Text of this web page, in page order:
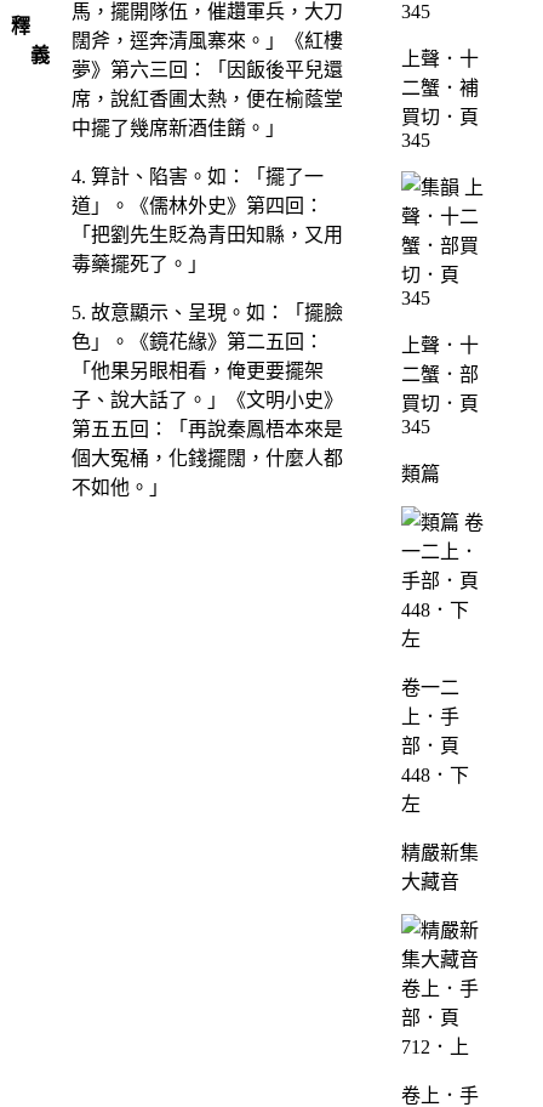
釋
義
馬，擺開隊伍，催趲軍兵，大刀
闊斧，逕奔清風寨來。」《紅樓
夢》第六三回：「因飯後平兒還
席，說紅香圃太熱，便在榆蔭堂
中擺了幾席新酒佳餚。」
4. 算計、陷害。如：「擺了一
道」。《儒林外史》第四回：
「把劉先生貶為青田知縣，又用
毒藥擺死了。」
5. 故意顯示、呈現。如：「擺臉
色」。《鏡花緣》第二五回：
「他果另眼相看，俺更要擺架
子、說大話了。」《文明小史》
第五五回：「再說秦鳳梧本來是
個大冤桶，化錢擺闊，什麼人都
不如他。」
上聲．十
二蟹．補
買切．頁
345
上聲．十
二蟹．部
買切．頁
345
類篇
卷一二
上．手
部．頁
448．下
左
精嚴新集
大藏音
卷上．手